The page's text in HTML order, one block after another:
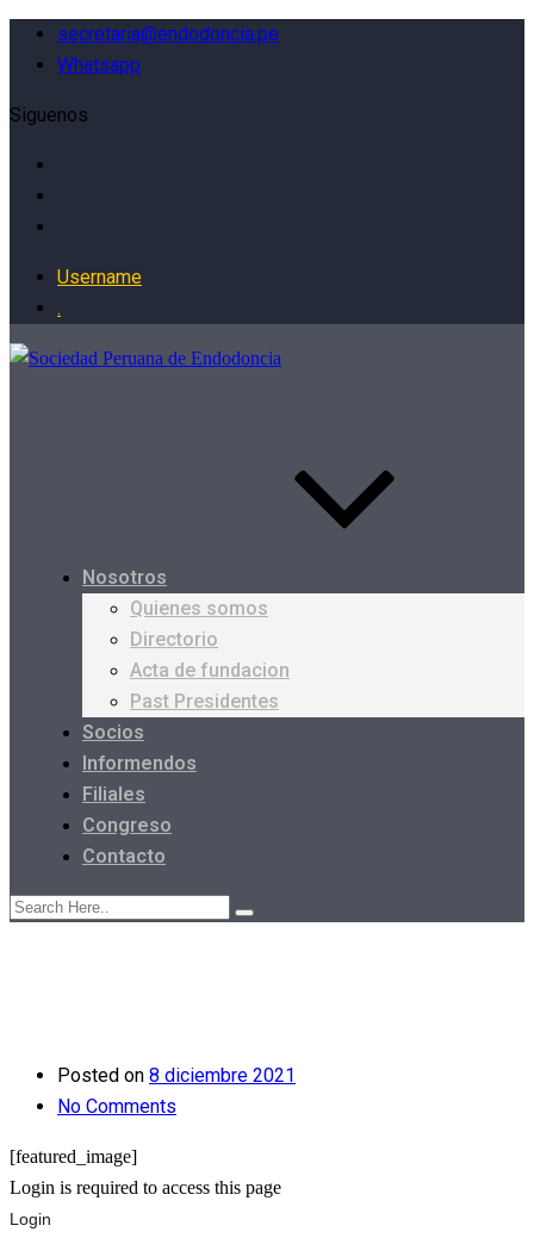
secretaria@endodoncia.pe
Whatsapp
Siguenos
Username
.
Nosotros
Quienes somos
Directorio
Acta de fundacion
Past Presidentes
Socios
Informendos
Filiales
Congreso
Contacto
Posted on 8 diciembre 2021
No Comments
[featured_image]
Login is required to access this page
Login